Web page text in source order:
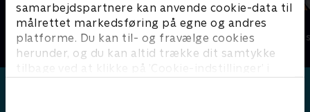
samarbejdspartnere kan anvende cookie-data til
målrettet markedsføring på egne og andres
platforme. Du kan til- og fravælge cookies
herunder, og du kan altid trække dit samtykke
tilbage ved at klikke på ’Cookie-indstillinger’ i
Gurli Gris
Børneserier • 4 sæsoner
Bing
Børneserier • 4